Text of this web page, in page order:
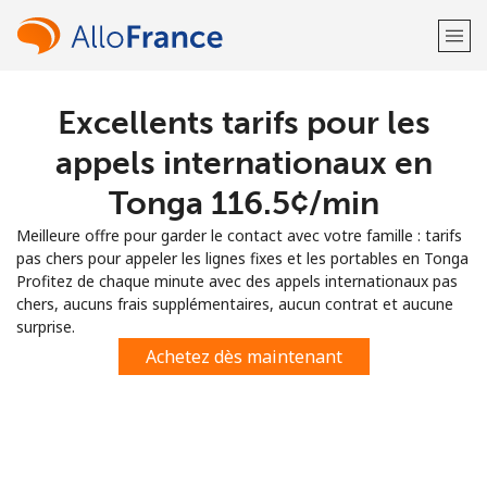
Bienvenue!
Vous avez déjà un compte?
S'enregistrer avec
ou
Excellents tarifs pour les
appels internationaux en
Tonga ⁦116.5¢⁩/min
Meilleure offre pour garder le contact avec votre famille : tarifs
pas chers pour appeler les lignes fixes et les portables en Tonga
Profitez de chaque minute avec des appels internationaux pas
chers, aucuns frais supplémentaires, aucun contrat et aucune
surprise.
Achetez dès maintenant